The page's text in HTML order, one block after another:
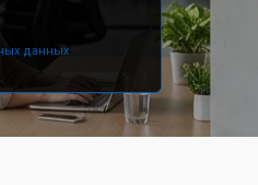
данных.